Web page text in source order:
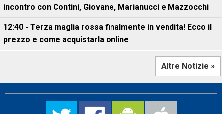
incontro con Contini, Giovane, Marianucci e Mazzocchi
12:40 - Terza maglia rossa finalmente in vendita! Ecco il
prezzo e come acquistarla online
Altre Notizie »